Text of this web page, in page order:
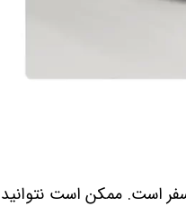
است. ممکن است نتوانید